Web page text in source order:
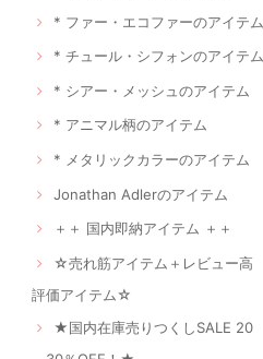
* ファー・エコファーのアイテム
* チュール・シフォンのアイテム
* シアー・メッシュのアイテム
* アニマル柄のアイテム
* メタリックカラーのアイテム
Jonathan Adlerのアイテム
＋＋ 国内即納アイテム ＋＋
☆売れ筋アイテム＋レビュー高
評価アイテム☆
★国内在庫売りつくしSALE 20